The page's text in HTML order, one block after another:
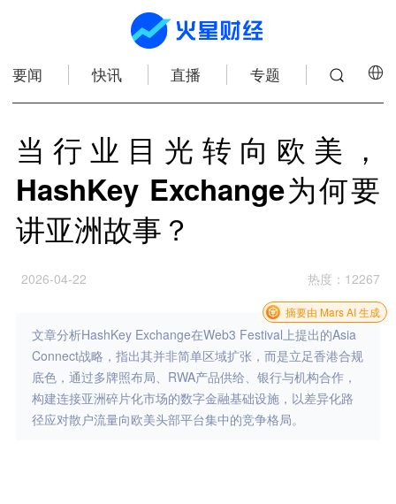
要闻 快讯 直播 专题
当行业目光转向欧美，
HashKey Exchange为何要
讲亚洲故事？
2026-04-22 热度 ： 12267
文章分析HashKey Exchange在Web3 Festival上提出的Asia
Connect战略，指出其并非简单区域扩张，而是立足香港合规
底色，通过多牌照布局、RWA产品供给、银行与机构合作，
构建连接亚洲碎片化市场的数字金融基础设施，以差异化路
径应对散户流量向欧美头部平台集中的竞争格局。
摘要由 Mars AI 生成